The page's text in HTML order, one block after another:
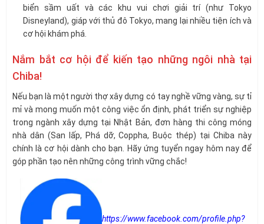
biển sầm uất và các khu vui chơi giải trí (như Tokyo
Disneyland), giáp với thủ đô Tokyo, mang lại nhiều tiện ích và
cơ hội khám phá.
Nắm bắt cơ hội để kiến tạo những ngôi nhà tại
Chiba!
Nếu bạn là một người thợ xây dựng có tay nghề vững vàng, sự tỉ
mỉ và mong muốn một công việc ổn định, phát triển sự nghiệp
trong ngành xây dựng tại Nhật Bản, đơn hàng thi công móng
nhà dân (San lấp, Phá dỡ, Coppha, Buộc thép) tại Chiba này
chính là cơ hội dành cho bạn. Hãy ứng tuyển ngay hôm nay để
góp phần tạo nên những công trình vững chắc!
https://www.facebook.com/profile.php?